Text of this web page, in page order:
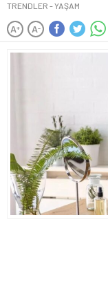
TRENDLER
YAŞAM
A+ A-